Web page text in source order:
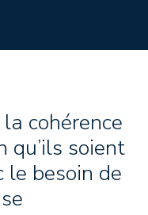
cohérence
qu’ils soient
le besoin de